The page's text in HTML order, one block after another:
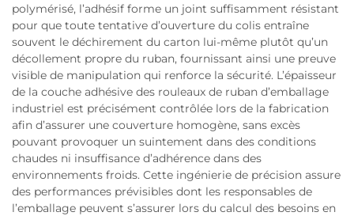
polymérisé, l’adhésif forme un joint suffisamment résistant
pour que toute tentative d’ouverture du colis entraîne
souvent le déchirement du carton lui-même plutôt qu’un
décollement propre du ruban, fournissant ainsi une preuve
visible de manipulation qui renforce la sécurité. L’épaisseur
de la couche adhésive des rouleaux de ruban d’emballage
industriel est précisément contrôlée lors de la fabrication
afin d’assurer une couverture homogène, sans excès
pouvant provoquer un suintement dans des conditions
chaudes ni insuffisance d’adhérence dans des
environnements froids. Cette ingénierie de précision assure
des performances prévisibles dont les responsables de
l’emballage peuvent s’assurer lors du calcul des besoins en